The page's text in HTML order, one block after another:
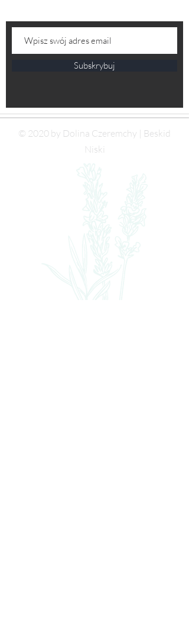
Subskrybuj
© 2020 by Dolina Czeremchy | Beskid
Niski